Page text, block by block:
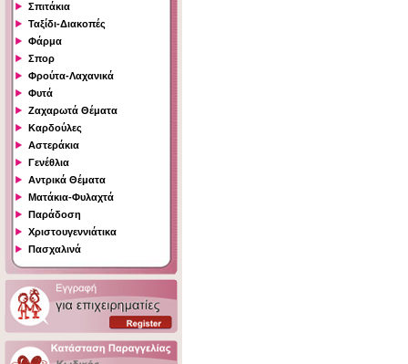
Σπιτάκια
Ταξίδι-Διακοπές
Φάρμα
Σπορ
Φρούτα-Λαχανικά
Φυτά
Ζαχαρωτά Θέματα
Καρδούλες
Αστεράκια
Γενέθλια
Αντρικά Θέματα
Ματάκια-Φυλαχτά
Παράδοση
Χριστουγεννιάτικα
Πασχαλινά